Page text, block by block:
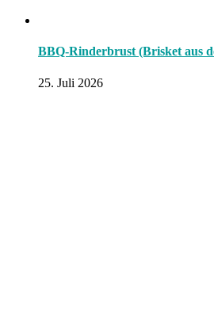
BBQ-Rinderbrust (Brisket aus
25. Juli 2026